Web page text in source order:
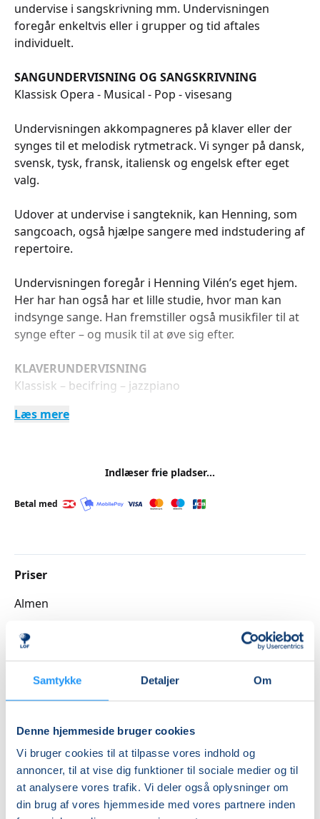
Samtykke Detaljer Om
Denne hjemmeside bruger cookies
Vi bruger cookies til at tilpasse vores indhold og
annoncer, til at vise dig funktioner til sociale medier og til
at analysere vores trafik. Vi deler også oplysninger om
din brug af vores hjemmeside med vores partnere inden
undervise i sangskrivning mm. Undervisningen
foregår enkeltvis eller i grupper og tid aftales
individuelt.
SANGUNDERVISNING OG SANGSKRIVNING
Klassisk Opera - Musical - Pop - visesang
Undervisningen akkompagneres på klaver eller der
synges til et melodisk rytmetrack. Vi synger på dansk,
svensk, tysk, fransk, italiensk og engelsk efter eget
valg.
Udover at undervise i sangteknik, kan Henning, som
sangcoach, også hjælpe sangere med indstudering af
repertoire.
Undervisningen foregår i Henning Vilén’s eget hjem.
Her har han også har et lille studie, hvor man kan
indsynge sange. Han fremstiller også musikfiler til at
synge efter – og musik til at øve sig efter.
KLAVERUNDERVISNING
Klassisk – becifring – jazzpiano
Træning i becifring og improvisation med
undervisningen tilpasses den enkeltes standpunkt og
NB. Det gælder for alle kurser i musik og sang, at 1
undervisningsgang er 22,5 minutter for den enkelte
Ønsker du undervisning sammen med en ven i en hel
og to sammenhængende tider aftales med kontoret.
HVORDAN TILMELDER JEG MIG?
lof@lofvest.dk
Læs mere
Indlæser frie pladser...
Betal med
Priser
Almen
Info
Første mødegang
tirsdag 18.08.2026, kl. 15.00 - 19.00
Sidste mødegang
tirsdag 05.01.2027, kl. 15.00 - 19.00